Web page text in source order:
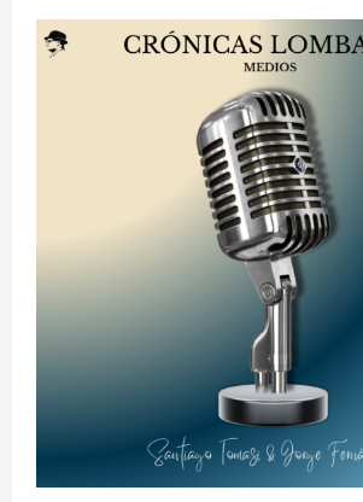
EPISODIO
5:
FUTBOL
PRESIDENTE